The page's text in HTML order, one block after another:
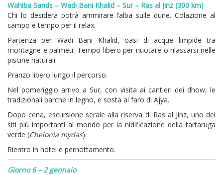
Wahiba Sands – Wadi Bani Khalid – Sur – Ras al Jinz (300 km)
Chi lo desidera potrà ammirare l’alba sulle dune. Colazione al
campo e tempo per il relax.
Partenza per Wadi Bani Khalid, oasi di acque limpide tra
montagne e palmeti. Tempo libero per nuotare o rilassarsi nelle
piscine naturali.
Pranzo libero lungo il percorso.
Nel pomeriggio arrivo a Sur, con visita ai cantieri dei dhow, le
tradizionali barche in legno, e sosta al faro di Ajya.
Dopo cena, escursione serale alla riserva di Ras al Jinz, uno dei
siti più importanti al mondo per la nidificazione della tartaruga
verde (Chelonia mydas).
Rientro in hotel e pernottamento.
Giorno 6 – 2 gennaio